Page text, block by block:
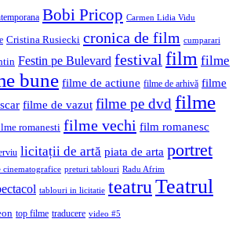
Bobi Pricop Carmen Lidia Vidu
Cristina Rusiecki cronica de film cumparari
Festin pe Bulevard festival film filme
bune filme de actiune filme de arhivă filme
filme de vazut filme pe dvd filme
romanesti filme vechi film romanesc
licitații de artă piata de arta portret
cinematografice preturi tablouri Radu Afrim
tablouri in licitatie teatruTeatrul
top filme traducere video #5